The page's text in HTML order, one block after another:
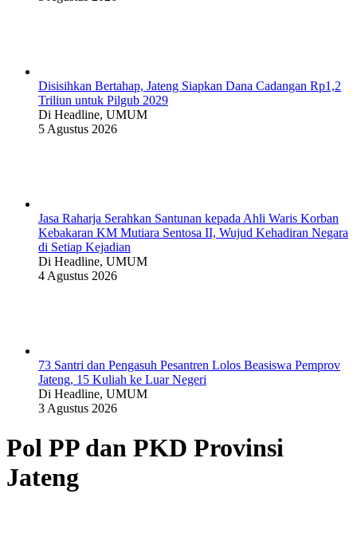
Disisihkan Bertahap, Jateng Siapkan Dana Cadangan Rp1,2
Triliun untuk Pilgub 2029
Di Headline, UMUM
5 Agustus 2026
Jasa Raharja Serahkan Santunan kepada Ahli Waris Korban
Kebakaran KM Mutiara Sentosa II, Wujud Kehadiran Negara
di Setiap Kejadian
Di Headline, UMUM
4 Agustus 2026
73 Santri dan Pengasuh Pesantren Lolos Beasiswa Pemprov
Jateng, 15 Kuliah ke Luar Negeri
Di Headline, UMUM
3 Agustus 2026
Pol PP dan PKD Provinsi
Jateng